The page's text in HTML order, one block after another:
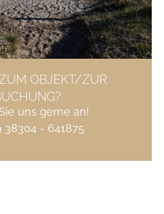
OBJEKT/ZUR
uns gerne an!
38304 - 641875